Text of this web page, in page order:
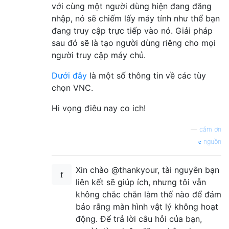
với cùng một người dùng hiện đang đăng
nhập, nó sẽ chiếm lấy máy tính như thể bạn
đang truy cập trực tiếp vào nó. Giải pháp
sau đó sẽ là tạo người dùng riêng cho mọi
người truy cập máy chủ.
Dưới đây là một số thông tin về các tùy
chọn VNC.
Hi vọng điêu nay co ich!
cảm ơn
nguồn
Xin chào @thankyour, tài nguyên bạn
liên kết sẽ giúp ích, nhưng tôi vẫn
không chắc chắn làm thế nào để đảm
bảo rằng màn hình vật lý không hoạt
động. Để trả lời câu hỏi của bạn,